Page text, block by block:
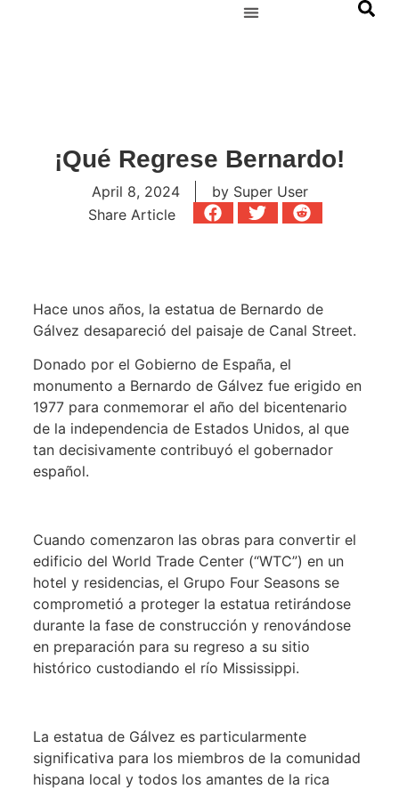
¡Qué Regrese Bernardo!
April 8, 2024 bySuper User
Share Article
Hace unos años, la estatua de Bernardo de
Gálvez desapareció del paisaje de Canal Street.
Donado por el Gobierno de España, el
monumento a Bernardo de Gálvez fue erigido en
1977 para conmemorar el año del bicentenario
de la independencia de Estados Unidos, al que
tan decisivamente contribuyó el gobernador
español.
Cuando comenzaron las obras para convertir el
edificio del World Trade Center (“WTC”) en un
hotel y residencias, el Grupo Four Seasons se
comprometió a proteger la estatua retirándose
durante la fase de construcción y renovándose
en preparación para su regreso a su sitio
histórico custodiando el río Mississippi.
La estatua de Gálvez es particularmente
significativa para los miembros de la comunidad
hispana local y todos los amantes de la rica